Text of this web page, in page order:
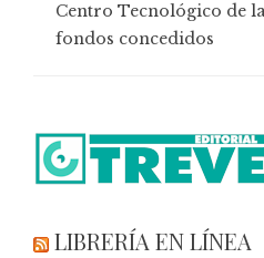
Centro Tecnológico de la
fondos concedidos
LIBRERÍA EN LÍNEA